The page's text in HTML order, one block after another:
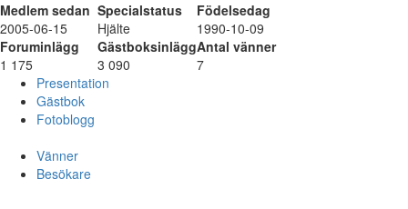
Medlem sedan Specialstatus
Födelsedag
2005-06-15
Hjälte
1990-10-09
Foruminlägg
GästboksinläggAntal vänner
1 175
3 090
7
Presentation
Gästbok
Fotoblogg
Vänner
Besökare